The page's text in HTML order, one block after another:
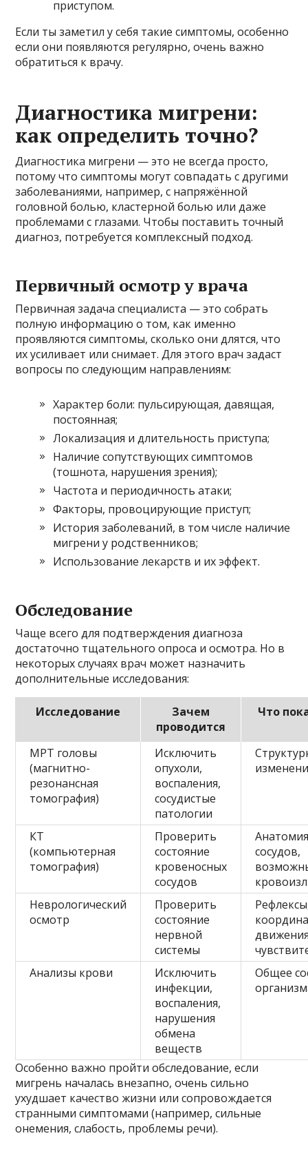
приступом.
Если ты заметил у себя такие симптомы, особенно
если они появляются регулярно, очень важно
обратиться к врачу.
Диагностика мигрени:
как определить точно?
Диагностика мигрени — это не всегда просто,
потому что симптомы могут совпадать с другими
заболеваниями, например, с напряжённой
головной болью, кластерной болью или даже
проблемами с глазами. Чтобы поставить точный
диагноз, потребуется комплексный подход.
Первичный осмотр у врача
Первичная задача специалиста — это собрать
полную информацию о том, как именно
проявляются симптомы, сколько они длятся, что
их усиливает или снимает. Для этого врач задаст
вопросы по следующим направлениям:
Характер боли: пульсирующая, давящая,
постоянная;
Локализация и длительность приступа;
Наличие сопутствующих симптомов
(тошнота, нарушения зрения);
Частота и периодичность атаки;
Факторы, провоцирующие приступ;
История заболеваний, в том числе наличие
мигрени у родственников;
Использование лекарств и их эффект.
Обследование
Чаще всего для подтверждения диагноза
достаточно тщательного опроса и осмотра. Но в
некоторых случаях врач может назначить
дополнительные исследования:
Исследование
Зачем
проводится
Что
МРТ головы
(магнитно-
резонансная
томография)
Исключить
опухоли,
воспаления,
сосудистые
патологии
КТ
(компьютерная
томография)
Проверить
состояние
кровеносных
сосудов
сосудов,
Неврологический
осмотр
Проверить
состояние
нервной
системы
Анализы крови
Исключить
инфекции,
воспаления,
нарушения
обмена
веществ
Общее
Особенно важно пройти обследование, если
мигрень началась внезапно, очень сильно
ухудшает качество жизни или сопровождается
странными симптомами (например, сильные
онемения, слабость, проблемы речи).